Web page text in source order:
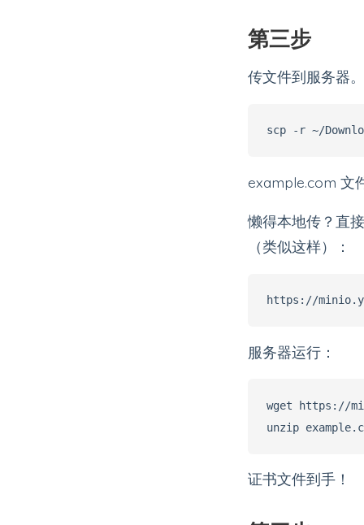
第三步
传文件到服务器
example.com 文
懒得本地传？直
（类似这样）：
服务器运行：
wget https://
证书文件到手！